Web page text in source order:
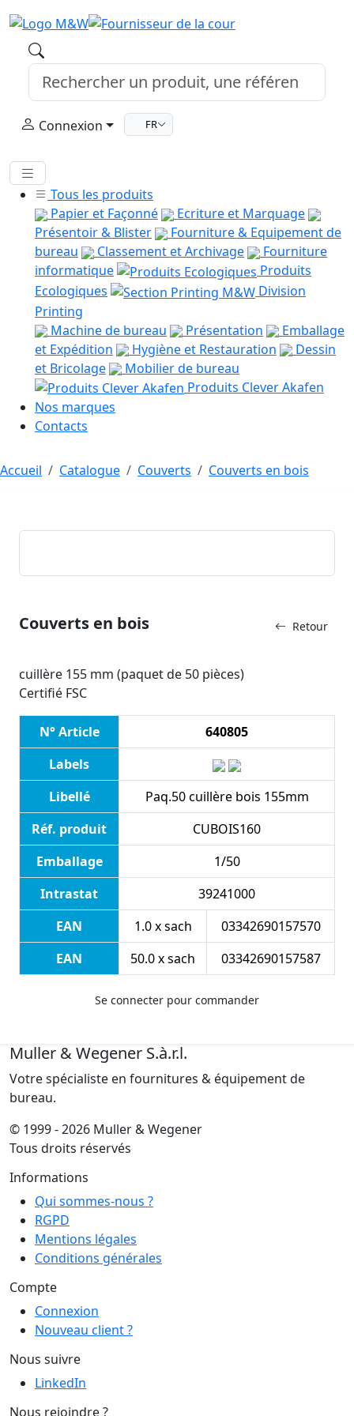
Connexion FR
Tous les produits
Papier et Façonné
Ecriture et Marquage
Présentoir & Blister
Fourniture & Equipement de
bureau
Classement et Archivage
Fourniture
informatique
Produits
Ecologiques
Division
Printing
Machine de bureau
Présentation
Emballage
et Expédition
Hygiène et Restauration
Dessin
et Bricolage
Mobilier de bureau
Produits Clever Akafen
Nos marques
Contacts
Accueil Catalogue Couverts Couverts en bois
Retour
Couverts en bois
cuillère 155 mm (paquet de 50 pièces)
Certifié FSC
N° Article
640805
Labels
Libellé
Paq.50 cuillère bois 155mm
Réf. produit
CUBOIS160
Emballage
1/50
Intrastat
39241000
EAN
1.0 x sach
03342690157570
EAN
50.0 x sach 03342690157587
Se connecter pour commander
Muller & Wegener S.à.r.l.
Votre spécialiste en fournitures & équipement de
bureau.
© 1999 - 2026 Muller & Wegener
Tous droits réservés
Informations
Qui sommes-nous ?
RGPD
Mentions légales
Conditions générales
Compte
Connexion
Nouveau client ?
Nous suivre
LinkedIn
Nous rejoindre ?